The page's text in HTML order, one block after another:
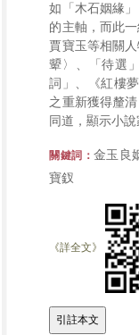
如「木石姻緣
的主軸，而此
賈寶玉等相關
顰〉、「待選
詞」、《紅樓
之重新獲得釐
同道，顯示小
關鍵詞：金玉良
寶釵
《詳全文》